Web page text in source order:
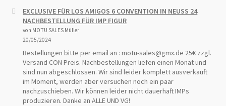
starker
EXPANSION
und
IM
SHOP
EXCLUSIVE FÜR LOS AMIGOS 6 CONVENTION IN NEUSS 24
NACHBESTELLUNG FÜR IMP FIGUR
von MOTU SALES Müller
20/05/2024
Bestellungen bitte per email an : motu-sales@gmx.de 25€ zzgl.
Versand CON Preis. Nachbestellungen liefen einen Monat und
sind nun abgeschlossen. Wir sind leider komplett ausverkauft
im Moment, werden aber versuchen noch ein paar
nachzuschieben. Wir können leider nicht dauerhaft IMPs
produzieren. Danke an ALLE UND VG!